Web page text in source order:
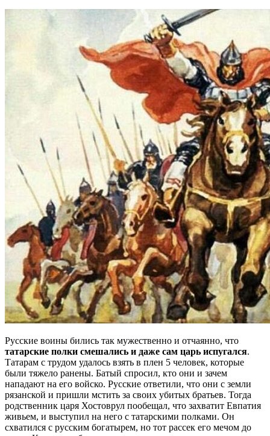
Русские воины бились так мужественно и отчаянно, что
татарские полки смешались и даже сам царь испугался.
Татарам с трудом удалось взять в плен 5 человек, которые
были тяжело ранены. Батый спросил, кто они и зачем
нападают на его войско. Русские ответили, что они с земли
рязанской и пришли мстить за своих убитых братьев. Тогда
родственник царя Хостоврул пообещал, что захватит Евпатия
живьем, и выступил на него с татарскими полками. Он
схватился с русским богатырем, но тот рассек его мечом до